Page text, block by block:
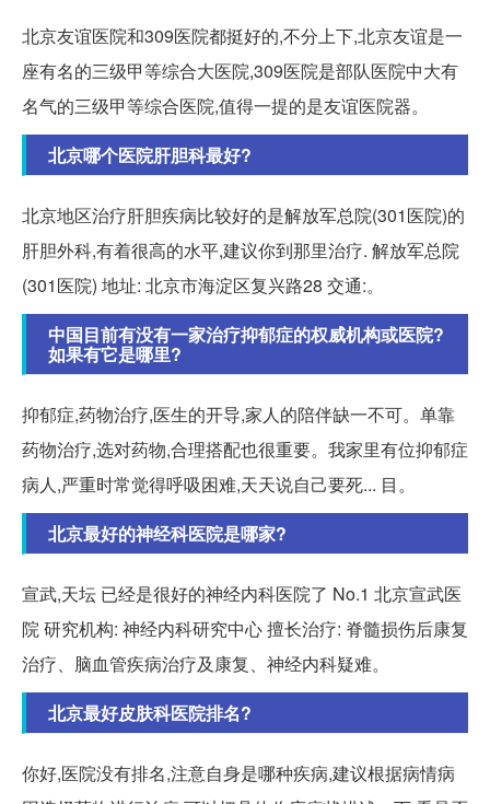
北京友谊医院和309医院都挺好的,不分上下,北京友谊是一
座有名的三级甲等综合大医院,309医院是部队医院中大有
名气的三级甲等综合医院,值得一提的是友谊医院器。
北京哪个医院肝胆科最好?
北京地区治疗肝胆疾病比较好的是解放军总院(301医院)的
肝胆外科,有着很高的水平,建议你到那里治疗. 解放军总院
(301医院) 地址: 北京市海淀区复兴路28 交通:。
中国目前有没有一家治疗抑郁症的权威机构或医院?
如果有它是哪里?
抑郁症,药物治疗,医生的开导,家人的陪伴缺一不可。单靠
药物治疗,选对药物,合理搭配也很重要。我家里有位抑郁症
病人,严重时常觉得呼吸困难,天天说自己要死... 目。
北京最好的神经科医院是哪家?
宣武,天坛 已经是很好的神经内科医院了 No.1 北京宣武医
院 研究机构: 神经内科研究中心 擅长治疗: 脊髓损伤后康复
治疗、脑血管疾病治疗及康复、神经内科疑难。
北京最好皮肤科医院排名?
你好,医院没有排名,注意自身是哪种疾病,建议根据病情病